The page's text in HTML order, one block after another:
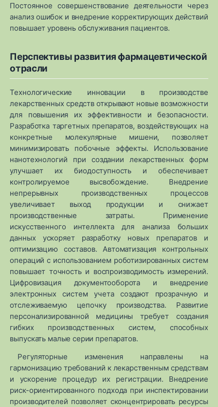
Постоянное совершенствование деятельности через
анализ ошибок и внедрение корректирующих действий
повышает уровень обслуживания пациентов.
Перспективы развития фармацевтической
отрасли
Технологические инновации в производстве
лекарственных средств открывают новые возможности
для повышения их эффективности и безопасности.
Разработка таргетных препаратов, воздействующих на
конкретные молекулярные мишени, позволяет
минимизировать побочные эффекты. Использование
нанотехнологий при создании лекарственных форм
улучшает их биодоступность и обеспечивает
контролируемое высвобождение. Внедрение
непрерывных производственных процессов
увеличивает выход продукции и снижает
производственные затраты. Применение
искусственного интеллекта для анализа больших
данных ускоряет разработку новых препаратов и
оптимизацию составов. Автоматизация контрольных
операций с использованием роботизированных систем
повышает точность и воспроизводимость измерений.
Цифровизация документооборота и внедрение
электронных систем учета создают прозрачную и
отслеживаемую цепочку производства. Развитие
персонализированной медицины требует создания
гибких производственных систем, способных
выпускать малые серии препаратов.
Регуляторные изменения направлены на
гармонизацию требований к лекарственным средствам
и ускорение процедур их регистрации. Внедрение
риск-ориентированного подхода при инспектировании
производителей позволяет сконцентрировать ресурсы